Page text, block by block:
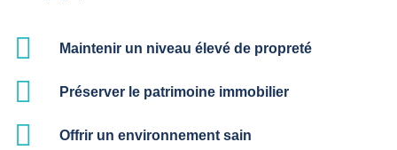
Maintenir un niveau élevé de propreté
Préserver le patrimoine immobilier
Offrir un environnement sain